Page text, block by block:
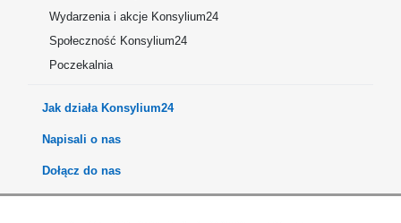
Wydarzenia i akcje Konsylium24
Społeczność Konsylium24
Poczekalnia
Jak działa Konsylium24
Napisali o nas
Dołącz do nas